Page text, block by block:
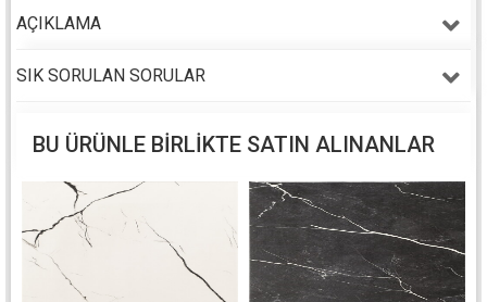
AÇIKLAMA
SIK SORULAN SORULAR
BU ÜRÜNLE BIRLIKTE SATIN ALINANLAR